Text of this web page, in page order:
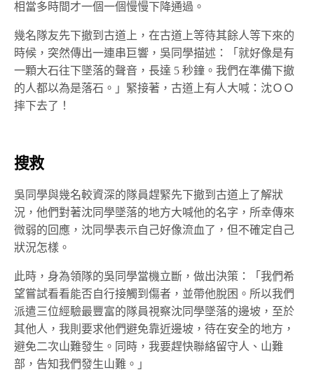
相當多時間才一個一個慢慢下降通過。
幾名隊友先下撤到古道上，在古道上等待其餘人等下來的
時候，突然傳出一連串巨響，吳同學描述：「就好像是有
一顆大石往下墜落的聲音，長達 5 秒鐘。我們在準備下撤
的人都以為是落石。」緊接著，古道上有人大喊：沈ＯＯ
摔下去了！
搜救
吳同學與幾名較資深的隊員趕緊先下撤到古道上了解狀
況，他們對著沈同學墜落的地方大喊他的名字，所幸傳來
微弱的回應，沈同學表示自己好像流血了，但不確定自己
狀況怎樣。
此時，身為領隊的吳同學當機立斷，做出決策：「我們希
望嘗試看看能否自行接觸到傷者，並帶他脫困。所以我們
派遣三位經驗最豐富的隊員視察沈同學墜落的邊坡，至於
其他人，我則要求他們避免靠近邊坡，待在安全的地方，
避免二次山難發生。同時，我要趕快聯絡留守人、山難
部，告知我們發生山難。」